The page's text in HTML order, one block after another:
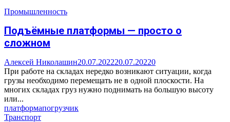
Промышленность
Подъёмные платформы — просто о
сложном
Алексей Николашин20.07.202220.07.20220
При работе на складах нередко возникают ситуации, когда
грузы необходимо перемещать не в одной плоскости. На
многих складах груз нужно поднимать на большую высоту
или...
платформапогрузчик
Транспорт